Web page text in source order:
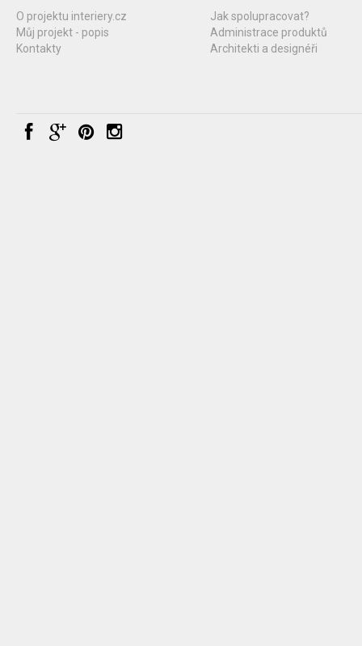
O projektu interiery.cz
Můj projekt - popis
Kontakty
Jak spolupracovat?
Administrace produktů
Architekti a designéři